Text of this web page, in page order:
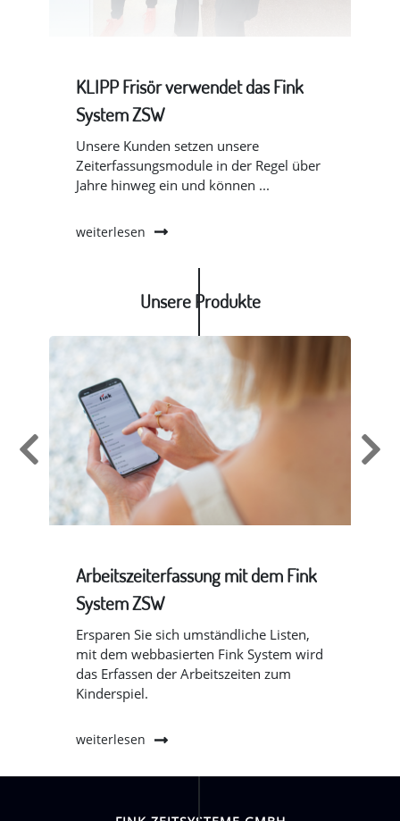
KLIPP Frisör verwendet das Fink
System ZSW
Unsere Kunden setzen unsere
Zeiterfassungsmodule in der Regel über
Jahre hinweg ein und können ...
weiterlesen
Unsere Produkte
Arbeitszeiterfassung mit dem Fink
System ZSW
Ersparen Sie sich umständliche Listen,
mit dem webbasierten Fink System wird
das Erfassen der Arbeitszeiten zum
Kinderspiel.
weiterlesen